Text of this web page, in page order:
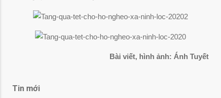
Bài viết, hình ảnh: Ánh Tuyết
Tin mới